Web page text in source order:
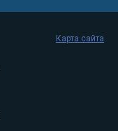
Карта сайта